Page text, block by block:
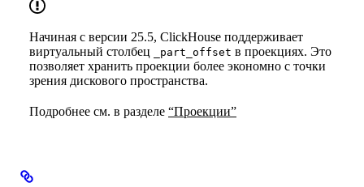
Начиная с версии 25.5, ClickHouse поддерживает
виртуальный столбец
_part_offset в проекциях. Это
позволяет хранить проекции более экономно с точки
зрения дискового пространства.
Подробнее см. в разделе “Проекции”